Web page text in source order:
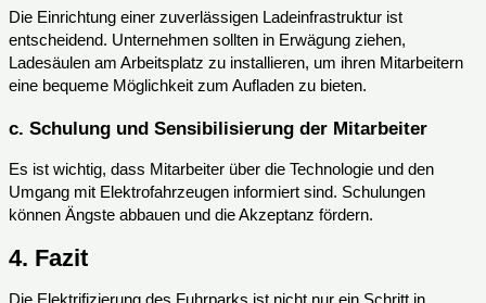
Die Einrichtung einer zuverlässigen Ladeinfrastruktur ist
entscheidend. Unternehmen sollten in Erwägung ziehen,
Ladesäulen am Arbeitsplatz zu installieren, um ihren Mitarbeitern
eine bequeme Möglichkeit zum Aufladen zu bieten.
c. Schulung und Sensibilisierung der Mitarbeiter
Es ist wichtig, dass Mitarbeiter über die Technologie und den
Umgang mit Elektrofahrzeugen informiert sind. Schulungen
können Ängste abbauen und die Akzeptanz fördern.
4. Fazit